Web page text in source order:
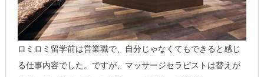
ロミロミ留学前は営業職で、自分じゃなくてもできると感じ
る仕事内容でした。ですが、マッサージセラピストは替えが